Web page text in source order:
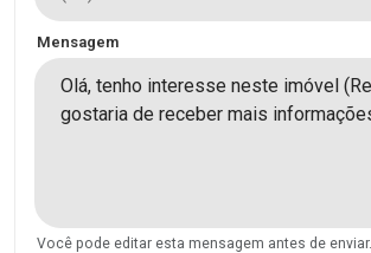
Mensagem
Você pode editar esta mensagem antes de enviar.